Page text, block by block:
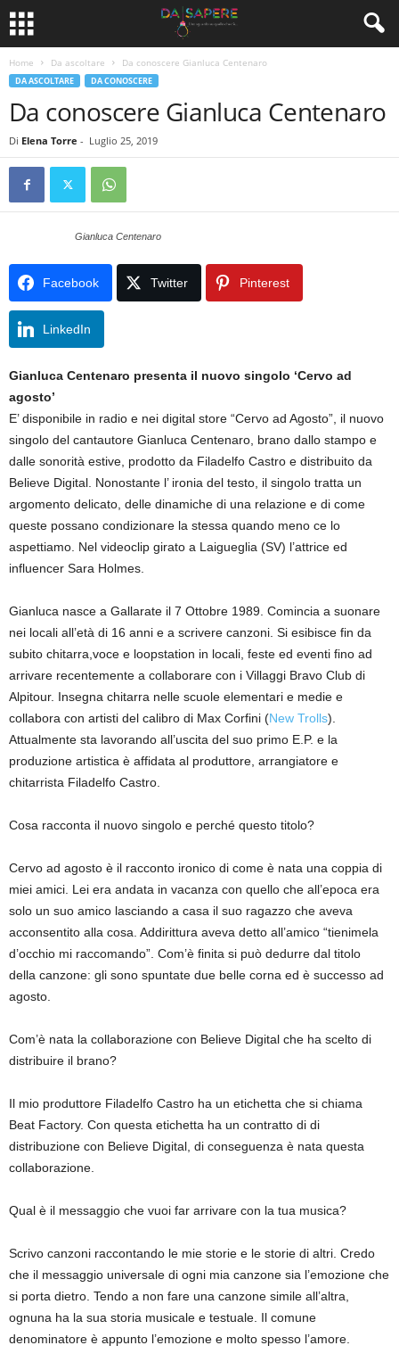
Home Da ascoltare Da conoscere Gianluca Centenaro
DA ASCOLTARE DA CONOSCERE
Da conoscere Gianluca Centenaro
Di Elena Torre - Luglio 25, 2019
Gianluca Centenaro
Facebook Twitter Pinterest
LinkedIn
Gianluca Centenaro presenta il nuovo singolo ‘Cervo ad
agosto’
E’ disponibile in radio e nei digital store “Cervo ad Agosto”, il nuovo
singolo del cantautore Gianluca Centenaro, brano dallo stampo e
dalle sonorità estive, prodotto da Filadelfo Castro e distribuito da
Believe Digital. Nonostante l’ ironia del testo, il singolo tratta un
argomento delicato, delle dinamiche di una relazione e di come
queste possano condizionare la stessa quando meno ce lo
aspettiamo. Nel videoclip girato a Laigueglia (SV) l’attrice ed
influencer Sara Holmes.
Gianluca nasce a Gallarate il 7 Ottobre 1989. Comincia a suonare
nei locali all’età di 16 anni e a scrivere canzoni. Si esibisce fin da
subito chitarra,voce e loopstation in locali, feste ed eventi fino ad
arrivare recentemente a collaborare con i Villaggi Bravo Club di
Alpitour. Insegna chitarra nelle scuole elementari e medie e
collabora con artisti del calibro di Max Corfini (New Trolls).
Attualmente sta lavorando all’uscita del suo primo E.P. e la
produzione artistica è affidata al produttore, arrangiatore e
chitarrista Filadelfo Castro.
Cosa racconta il nuovo singolo e perché questo titolo?
Cervo ad agosto è il racconto ironico di come è nata una coppia di
miei amici. Lei era andata in vacanza con quello che all’epoca era
solo un suo amico lasciando a casa il suo ragazzo che aveva
acconsentito alla cosa. Addirittura aveva detto all’amico “tienimela
d’occhio mi raccomando”. Com’è finita si può dedurre dal titolo
della canzone: gli sono spuntate due belle corna ed è successo ad
agosto.
Com’è nata la collaborazione con Believe Digital che ha scelto di
distribuire il brano?
Il mio produttore Filadelfo Castro ha un etichetta che si chiama
Beat Factory. Con questa etichetta ha un contratto di di
distribuzione con Believe Digital, di conseguenza è nata questa
collaborazione.
Qual è il messaggio che vuoi far arrivare con la tua musica?
Scrivo canzoni raccontando le mie storie e le storie di altri. Credo
che il messaggio universale di ogni mia canzone sia l’emozione che
si porta dietro. Tendo a non fare una canzone simile all’altra,
ognuna ha la sua storia musicale e testuale. Il comune
denominatore è appunto l’emozione e molto spesso l’amore.